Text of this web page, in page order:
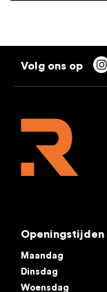

Openingstijden
Maandag
Dinsdag
Woensdag